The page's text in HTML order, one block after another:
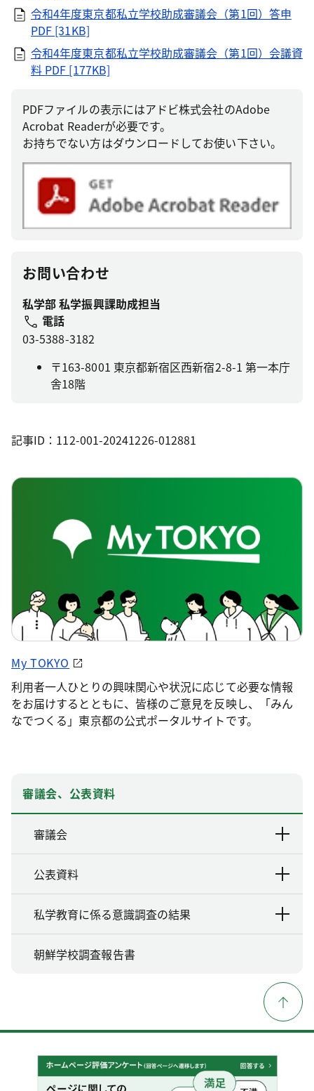
令和4年度東京都私立学校助成審議会（第1回）答申
PDF [31KB]
令和4年度東京都私立学校助成審議会（第1回）会議資
料 PDF [177KB]
PDFファイルの表示にはアドビ株式会社のAdobe
Acrobat Readerが必要です。
お持ちでない方はダウンロードしてお使い下さい。
お問い合わせ
私学部 私学振興課助成担当
電話
03-5388-3182
〒163-8001 東京都新宿区西新宿2-8-1 第一本庁
舎18階
記事ID：112-001-20241226-012881
My TOKYO
利用者一人ひとりの興味関心や状況に応じて必要な情報
をお届けするとともに、皆様のご意見を反映し、「みん
なでつくる」東京都の公式ポータルサイトです。
審議会、公表資料
審議会
公表資料
私学教育に係る意識調査の結果
朝鮮学校調査報告書